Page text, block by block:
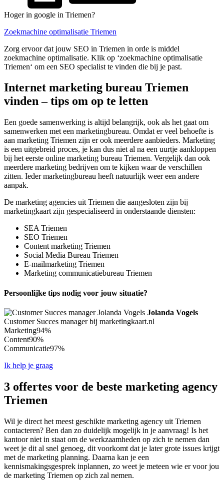
Hoger in google in Triemen?
Zoekmachine optimalisatie Triemen
Zorg ervoor dat jouw SEO in Triemen in orde is middel
zoekmachine optimalisatie. Klik op ‘zoekmachine optimalisatie
Triemen‘ om een SEO specialist te vinden die bij je past.
Internet marketing bureau Triemen
vinden – tips om op te letten
Een goede samenwerking is altijd belangrijk, ook als het gaat om
samenwerken met een marketingbureau. Omdat er veel behoefte is
aan marketing Triemen zijn er ook meerdere aanbieders. Marketing
is een uitgebreid proces, je kan dus niet al na een uurtje aankloppen
bij het eerste online marketing bureau Triemen. Vergelijk dan ook
meerdere marketing bedrijven om te kijken waar de verschillen
zitten. Ieder marketingbureau heeft natuurlijk weer een andere
aanpak.
De marketing agencies uit Triemen die aangesloten zijn bij
marketingkaart zijn gespecialiseerd in onderstaande diensten:
SEA Triemen
SEO Triemen
Content marketing Triemen
Social Media Bureau Triemen
E-mailmarketing Triemen
Marketing communicatiebureau Triemen
Persoonlijke tips nodig voor jouw situatie?
Jolanda Vogels
Customer Succes manager bij marketingkaart.nl
Marketing94%
Content90%
Communicatie97%
Ik help je graag
3 offertes voor de beste marketing agency
Triemen
Wil je direct het meest geschikte marketing agency uit Triemen
contacteren? Ben dan zo duidelijk mogelijk in je aanvraag! Is het
kantoor niet in staat om de werkzaamheden op zich te nemen dan
weet je dit al snel genoeg, dit voorkomt dat je later grote issues krijgt
met de marketing planning. Daarna kan je een
kennismakingsgesprek inplannen, zo weet je meteen wie er voor jou
de marketing Triemen op zich zal nemen.